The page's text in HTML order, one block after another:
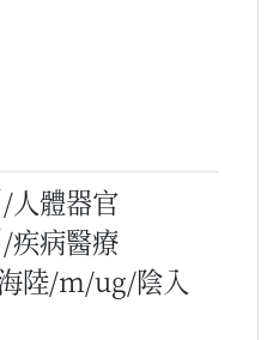
人體器官
疾病醫療
陸/m/ug/陰入